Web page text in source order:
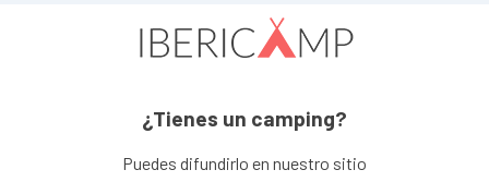
¿Tienes un camping?
Puedes difundirlo en nuestro sitio